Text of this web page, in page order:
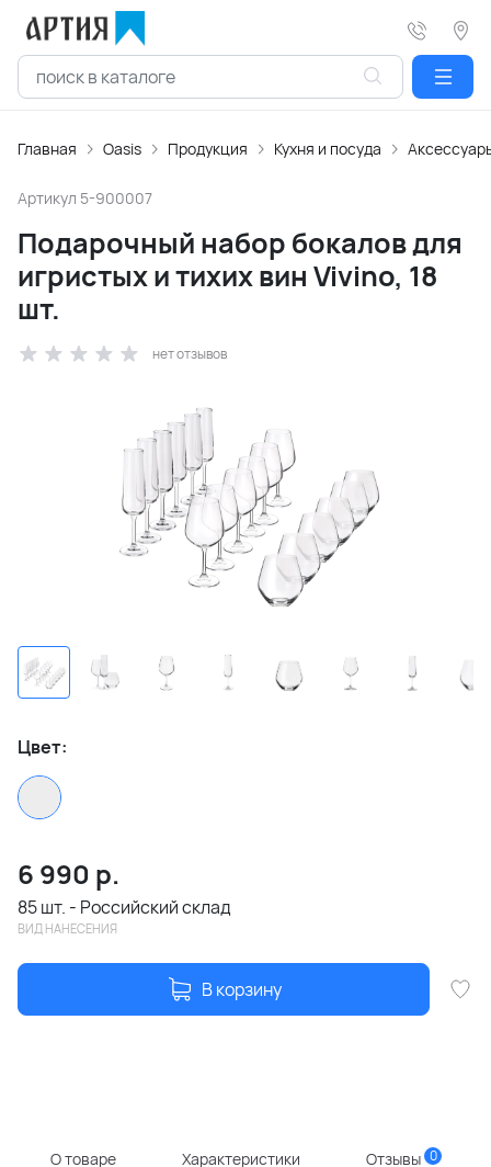
Главная Oasis Продукция Кухня и посуда
Артикул 5-900007
Подарочный набор бокалов для
игристых и тихих вин Vivino, 18
шт.
нет отзывов
Цвет:
6 990 р.
85 шт. - Российский склад
ВИД НАНЕСЕНИЯ
В корзину
О товаре Характеристики Отзывы 0